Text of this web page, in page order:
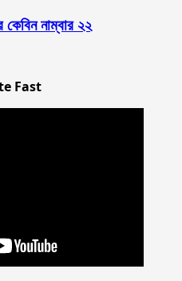
কেবিন নাম্বার ২২
Fast